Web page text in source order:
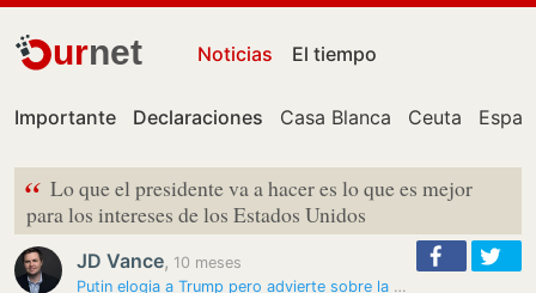
urnet Noticias El tiempo
Importante Declaraciones Casa Blanca Ceuta
“ Lo que el presidente va a hacer es lo que es mejor
para los intereses de los Estados Unidos
JD Vance, 10 meses
Putin elogia a Trump pero advierte sobre la entrega de misiles a Kiev